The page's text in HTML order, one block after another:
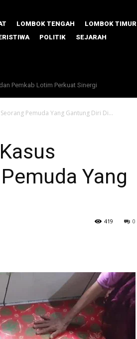
LOMBOK TENGAH LOMBOK TIMUR
POLITIK SEJARAH
Pemkab Lotim Perkuat Sinergi
Paling Berpeluang Besar Pimpin KONI NTB
Pemuda Yang Gantung Diri Di...
Yang
0
419